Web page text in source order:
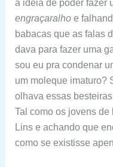
a ideia de poder fazer
engraçaralhoe
babacas que as falas
dava para fazer uma
sou eu pra condenar
um moleque imaturo?
olhava essas
Tal como os jovens de
Lins e achando que
como se existisse